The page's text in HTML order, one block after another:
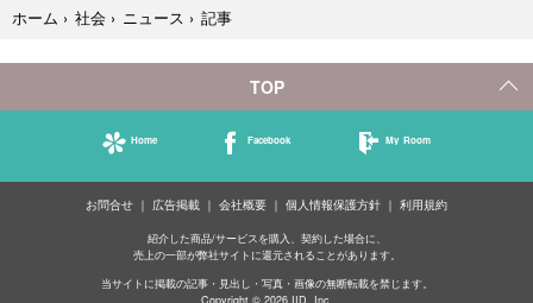
ホーム › 社会 › ニュース › 記事
TOP
Home Facebook My Room
お問合せ 広告掲載 会社概要 個人情報保護方針 利用規約
紹介した商品/サービスを購入、契約した場合に、
売上の一部が弊社サイトに還元されることがあります。
当サイトに掲載の記事・見出し・写真・画像の無断転載を禁じます。